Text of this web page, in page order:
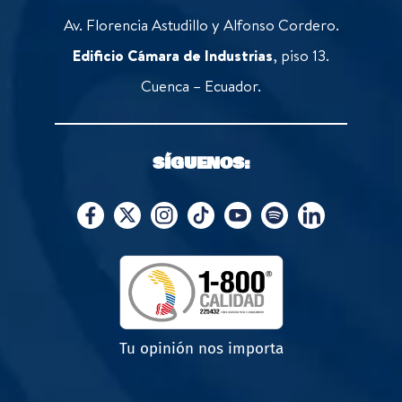
Av. Florencia Astudillo y Alfonso Cordero.
Edificio Cámara de Industrias, piso 13.
Cuenca – Ecuador.
SÍGUENOS:
Tu opinión nos importa